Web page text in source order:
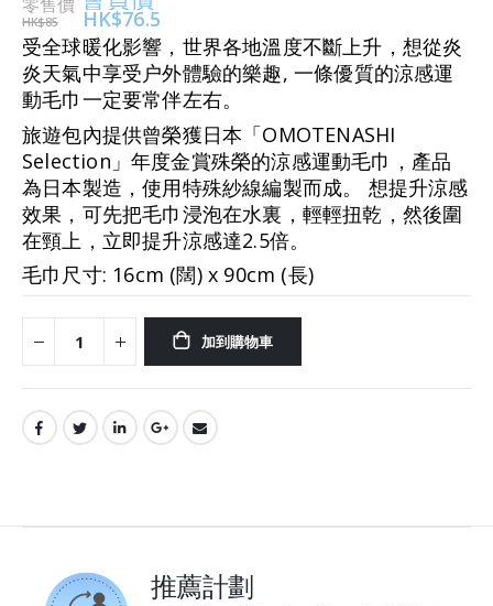
of
the
images
gallery
HK$85
HK$76.5
受全球暖化影響，世界各地溫度不斷上升，想從炎
炎天氣中享受户外體驗的樂趣, 一條優質的涼感運
動毛巾一定要常伴左右。
旅遊包內提供曾榮獲日本「OMOTENASHI
Selection」年度金賞殊榮的涼感運動毛巾，產品
為日本製造，使用特殊紗線編製而成。 想提升涼感
效果，可先把毛巾浸泡在水裏，輕輕扭乾，然後圍
在頸上，立即提升涼感達2.5倍。
毛巾尺寸: 16cm (闊) x 90cm (長)
加到購物車
推薦計劃